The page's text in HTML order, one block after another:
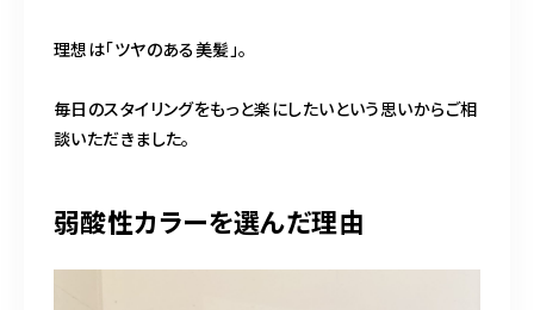
理想は「ツヤのある美髪」。
毎日のスタイリングをもっと楽にしたいという思いからご相
談いただきました。
弱酸性カラーを選んだ理由